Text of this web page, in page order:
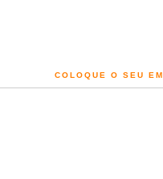
COLOQUE O SEU